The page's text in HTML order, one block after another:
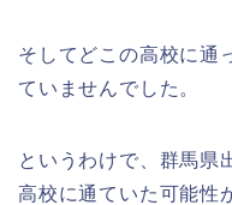
そしてどこの高校に通
ていませんでした。
というわけで、群馬県
高校に通ていた可能性